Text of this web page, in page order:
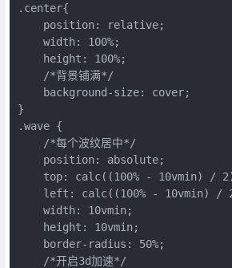
.center{
    position: relative;
    width: 100%;
    height: 100%;
    /*背景铺满*/
    background-size: cover;
}
.wave {
    /*每个波纹居中*/
    position: absolute;
top: calc((100% - 10vmin) /
left: calc((100% - 10vmin) /
    width: 10vmin;
    height: 10vmin;
    border-radius: 50%;
    /*开启3d加速*/